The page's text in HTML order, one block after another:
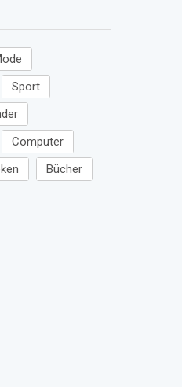
Sport
Computer
Bücher